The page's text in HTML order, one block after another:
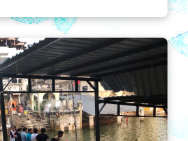
m
n
t
a
r
i
o
s